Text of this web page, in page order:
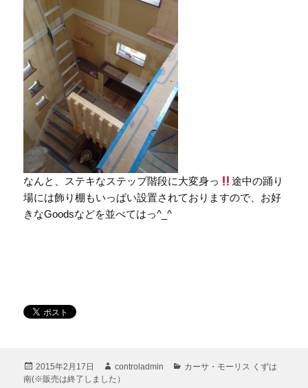
なんと、ステキなステップ階段に大変身っ
途中の踊り
場には飾り棚もいっぱい設置されておりますので、お好
きなGoodsなどを並べてはっ^_^
投
稿
2015年2月17日
作
成
controladmin
カ
カーサ・モーリス くずは
南(※販売は終了しました）